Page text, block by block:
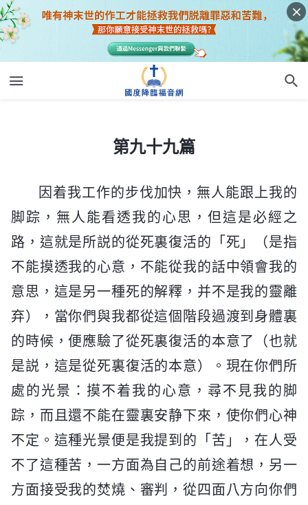
第九十九篇
因着我工作的步伐加快，無人能跟上我的
脚踪，無人能看透我的心思，但這是必經之
路，這就是所説的從死裏復活的「死」（是指
不能摸透我的心意，不能從我的話中領會我的
意思，這是另一種死的解釋，并不是我的靈離
弃），當你們與我都從這個階段過渡到身體裏
的時候，便應驗了從死裏復活的本意了（也就
是説，這是從死裏復活的本意）。現在你們所
處的光景：摸不着我的心意，尋不見我的脚
踪，而且還不能在靈裏安静下來，使你們心神
不定。這種光景便是我提到的「苦」，在人受
不了這種苦，一方面為自己的前途着想，另一
方面接受我的焚燒、審判，從四面八方向你們